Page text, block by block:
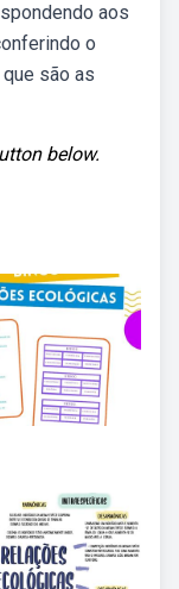
aos
o
são as
below.